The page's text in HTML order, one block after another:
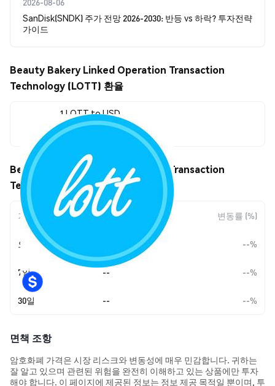
SanDisk(SNDK) 주가 전망 2026-2030: 반등 vs 하락? 투자전략
가이드
Beauty Bakery Linked Operation Transaction
Technology (LOTT) 환율
1 LOTT to USD
$0.00176832
Beauty Bakery Linked Operation Transaction
Technology (LOTT) 가격 움직임
기간 변동 폭 변동률 (%)
오늘 --%
7일 -- --%
30일 -- --%
면책 조항
암호화폐 가격은 시장 리스크와 변동성에 매우 민감합니다. 귀하는
잘 알고 있으며 관련된 위험을 완전히 이해하고 있는 상품에만 투자
해야 합니다. 이 페이지에 제공된 정보는 정보 제공 목적일 뿐이며, 투